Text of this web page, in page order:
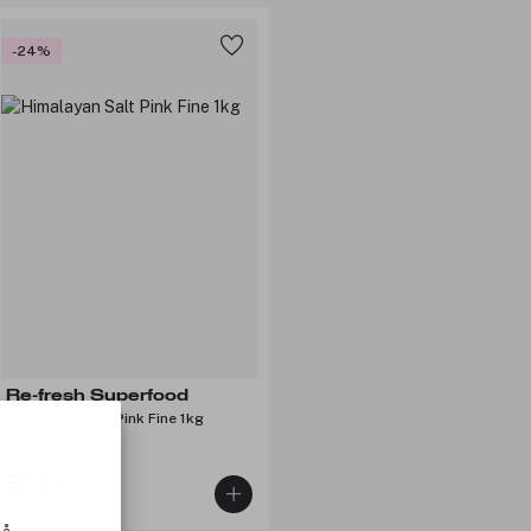
-24%
Re-fresh Superfood
Himalayan Salt Pink Fine 1kg